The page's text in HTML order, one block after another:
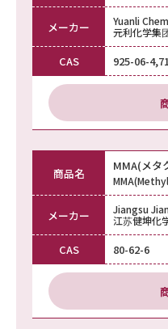
メーカー
Yuanli
元利化学集
CAS 925-06-
商品名 MMA(メタ
メーカー
Jiangsu
江苏健坤化
CAS 80-62-6